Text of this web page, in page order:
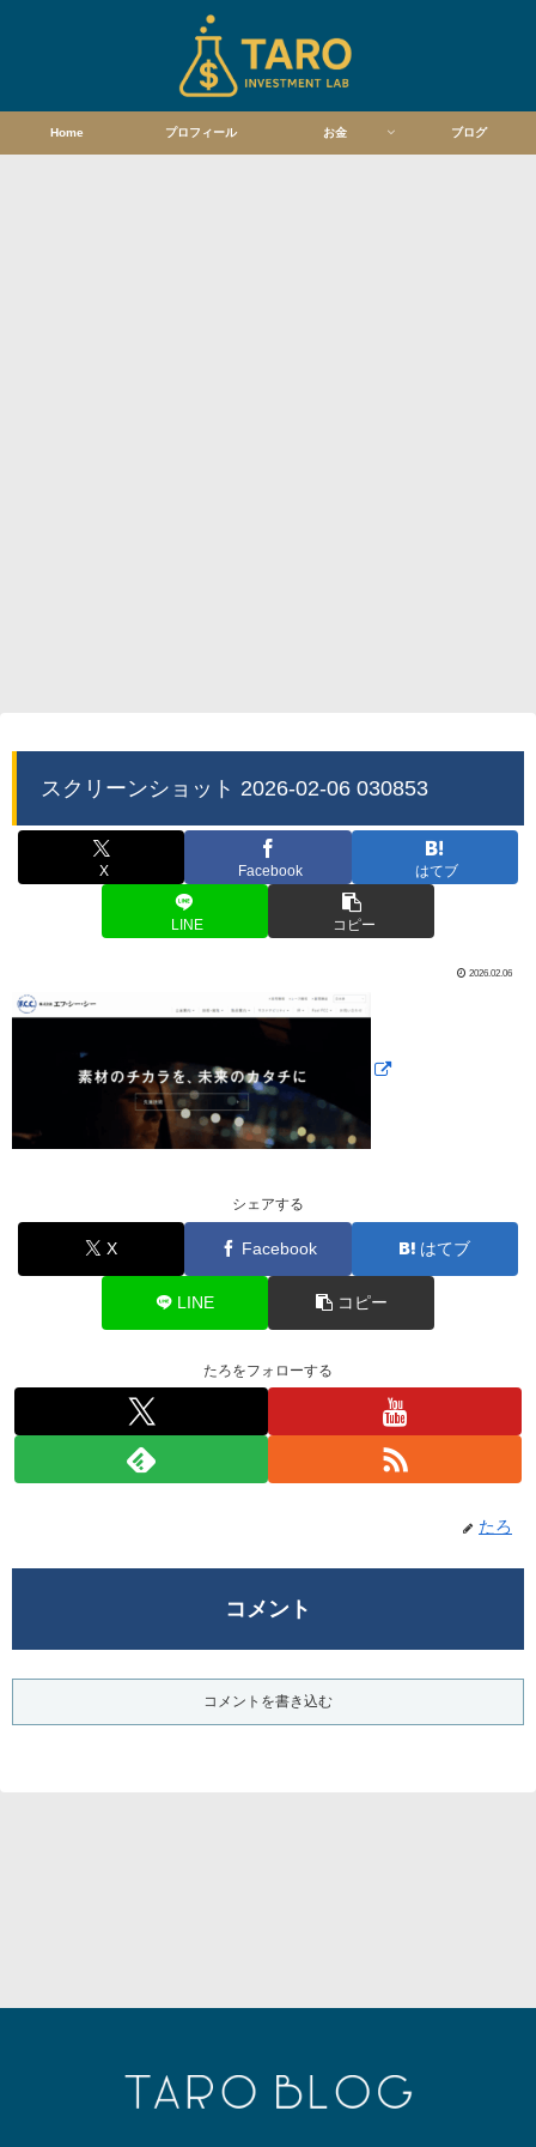
Home プロフィール お金 ブログ
スクリーンショット 2026-02-06 030853
X Facebook はてブ
LINE コピー
2026.02.06
シェアする
X Facebook はてブ
LINE コピー
たろをフォローする
たろ
コメント
コメントを書き込む